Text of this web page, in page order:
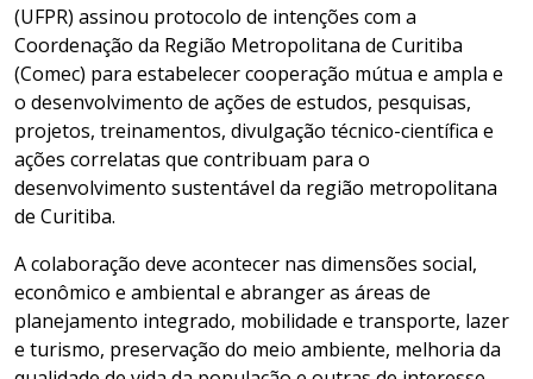
(UFPR) assinou protocolo de intenções com a
Coordenação da Região Metropolitana de Curitiba
(Comec) para estabelecer cooperação mútua e ampla e
o desenvolvimento de ações de estudos, pesquisas,
projetos, treinamentos, divulgação técnico-científica e
ações correlatas que contribuam para o
desenvolvimento sustentável da região metropolitana
de Curitiba.
A colaboração deve acontecer nas dimensões social,
econômico e ambiental e abranger as áreas de
planejamento integrado, mobilidade e transporte, lazer
e turismo, preservação do meio ambiente, melhoria da